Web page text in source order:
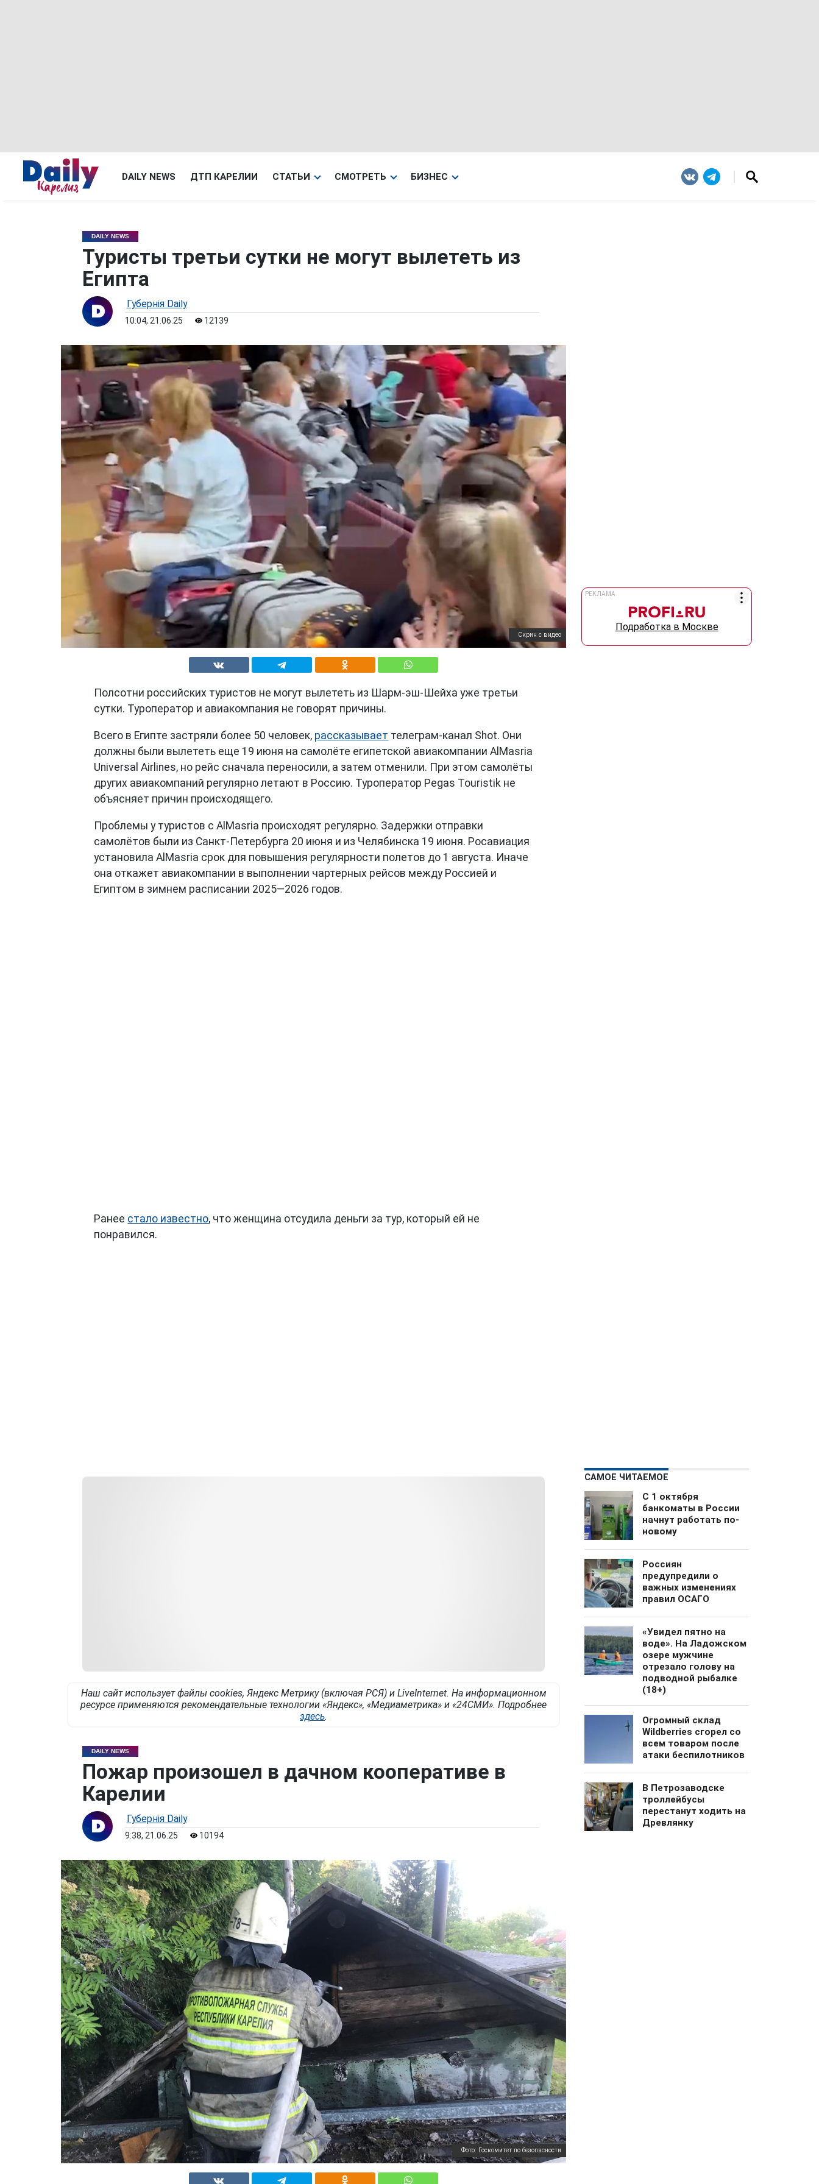
DAILY NEWS ДТП КАРЕЛИИ СТАТЬИ СМОТРЕТЬ БИЗНЕС
DAILY NEWS
Туристы третьи сутки не могут вылететь из
Египта
Губернiя Daily
10:04, 21.06.25 12139
Скрин с видео
Полсотни российских туристов не могут вылететь из Шарм-эш-Шейха уже третьи
сутки. Туроператор и авиакомпания не говорят причины.
Всего в Египте застряли более 50 человек, рассказывает телеграм-канал Shot. Они
должны были вылететь еще 19 июня на самолёте египетской авиакомпании AlMasria
Universal Airlines, но рейс сначала переносили, а затем отменили. При этом самолёты
других авиакомпаний регулярно летают в Россию. Туроператор Pegas Touristik не
объясняет причин происходящего.
Проблемы у туристов с AlMasria происходят регулярно. Задержки отправки
самолётов были из Санкт-Петербурга 20 июня и из Челябинска 19 июня. Росавиация
установила AlMasria срок для повышения регулярности полетов до 1 августа. Иначе
она откажет авиакомпании в выполнении чартерных рейсов между Россией и
Египтом в зимнем расписании 2025—2026 годов.
Ранее стало известно, что женщина отсудила деньги за тур, который ей не
понравился.
Наш сайт использует файлы cookies, Яндекс Метрику (включая РСЯ) и LiveInternet. На информационном
ресурсе применяются рекомендательные технологии «Яндекс», «Медиаметрика» и «24СМИ». Подробнее
здесь.
DAILY NEWS
Пожар произошел в дачном кооперативе в
Карелии
Губернiя Daily
9:38, 21.06.25 10194
Фото: Госкомитет по безопасности
РЕКЛАМА
Подработка в Москве
САМОЕ ЧИТАЕМОЕ
С 1 октября
банкоматы в России
начнут работать по-
новому
Россиян
предупредили о
важных изменениях
правил ОСАГО
«Увидел пятно на
воде». На Ладожском
озере мужчине
отрезало голову на
подводной рыбалке
(18+)
Огромный cклад
Wildberries сгорел со
всем товаром после
атаки беспилотников
В Петрозаводске
троллейбусы
перестанут ходить на
Древлянку